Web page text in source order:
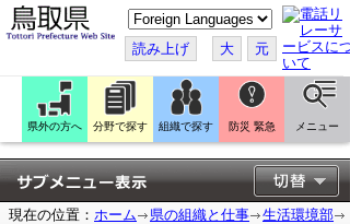
こ
の
ペ
ー
ジ
翻
訳
す
る
読み上げ 大 元
県外の方へ 分野で探す 組織で探す 防災 緊急 メニュー
現在の位置： ホーム 県の組織と仕事
生活環境部